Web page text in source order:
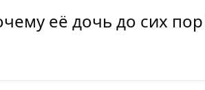
её дочь до сих